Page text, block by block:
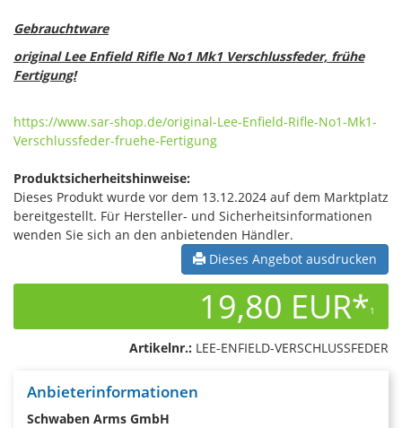
Gebrauchtware
original Lee Enfield Rifle No1 Mk1 Verschlussfeder, frühe
Fertigung!
https://www.sar-shop.de/original-Lee-Enfield-Rifle-No1-Mk1-
Verschlussfeder-fruehe-Fertigung
Produktsicherheitshinweise:
Dieses Produkt wurde vor dem 13.12.2024 auf dem Marktplatz
bereitgestellt. Für Hersteller- und Sicherheitsinformationen
wenden Sie sich an den anbietenden Händler.
Dieses Angebot ausdrucken
19,80 EUR*1
Artikelnr.: LEE-ENFIELD-VERSCHLUSSFEDER
Anbieterinformationen
Schwaben Arms GmbH